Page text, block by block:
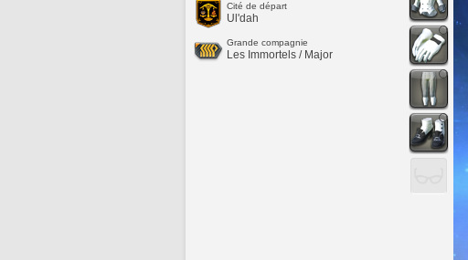
Cité de départ
Ul'dah
Grande compagnie
Les Immortels / Major